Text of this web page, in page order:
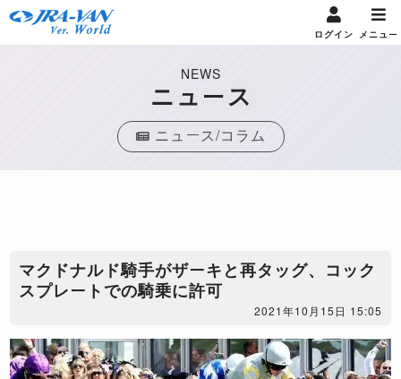
ログイン メニュー
NEWS
ニュース
ニュース/コラム
​マクドナルド騎手がザーキと再タッグ、コック
スプレートでの騎乗に許可
2021年10月15日 15:05